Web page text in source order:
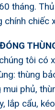
tháng.
chính chiếc
chúng tôi có
thùng
mui phủ,
lắp cẩu,